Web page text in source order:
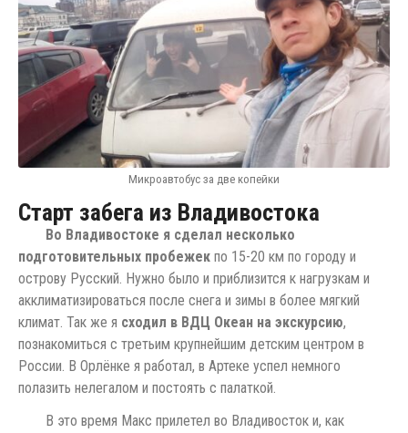
Микроавтобус за две копейки
Старт забега из Владивостока
Во Владивостоке я сделал несколько
подготовительных пробежек по 15-20 км по городу и
острову Русский. Нужно было и приблизится к нагрузкам и
акклиматизироваться после снега и зимы в более мягкий
климат. Так же я сходил в ВДЦ Океан на экскурсию,
познакомиться с третьим крупнейшим детским центром в
России. В Орлёнке я работал, в Артеке успел немного
полазить нелегалом и постоять с палаткой.
В это время Макс прилетел во Владивосток и, как